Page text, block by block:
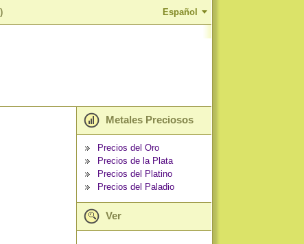
Español
Metales Preciosos
Precios del Oro
Precios de la Plata
Precios del Platino
Precios del Paladio
Ver